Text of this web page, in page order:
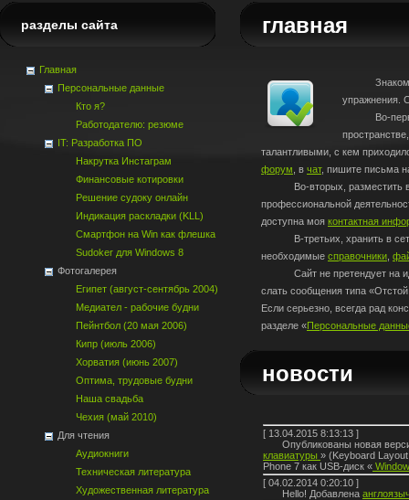
главная
Знакомясь
упражнения.
Во-первых,
талантливыми, с кем
форум , в чат, пишите письма
Во-вторых, разместить в
профессиональной
доступна моя контактная
В-третьих, хранить в сети
необходимые справочники
Сайт не претендует на
слать сообщения типа
Если серьезно, всегда рад
разделе «Персональные
новости
[ 13.04.2015 8:13:13 ]
Опубликованы новая
клавиатуры » (Keyboard
Phone 7 как USB-диск «
[ 04.02.2014 0:20:10 ]
Hello! Добавлена
разделы сайта
Главная
Персональные данные
Кто я?
Работодателю: резюме
IT: Разработка ПО
Накрутка Инстаграм
Финансовые котировки
Решение судоку онлайн
Индикация раскладки (KLL)
Смартфон на Win как флешка
Sudoker для Windows 8
Фотогалерея
Египет (август-сентябрь 2004)
Медиател - рабочие будни
Пейнтбол (20 мая 2006)
Кипр (июль 2006)
Хорватия (июнь 2007)
Оптима, трудовые будни
Наша свадьба
Чехия (май 2010)
Для чтения
Аудиокниги
Техническая литература
Художественная литература